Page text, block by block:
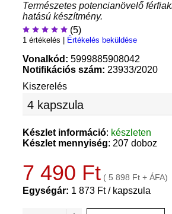
Természetes potencianövelő
hatású készítmény.
(5)
1 értékelés Értékelés beküldése
Vonalkód: 5999885908042
Notifikációs szám: 23933/2020
Kiszerelés
Készlet információ: készleten
Készlet mennyiség: 207 doboz
7 490 Ft ( 5 898 Ft + ÁFA)
Egységár: 1 873 Ft / kapszula